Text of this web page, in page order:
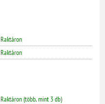
Raktáron
Raktáron
Raktáron (több, mint 3 db)